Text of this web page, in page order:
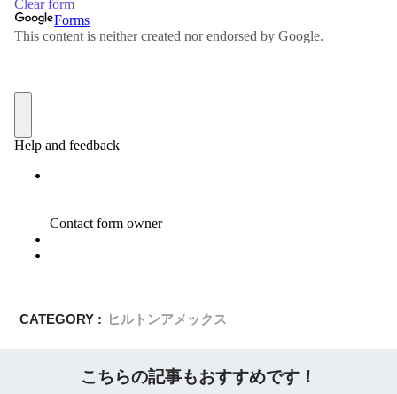
CATEGORY : ヒルトンアメックス
こちらの記事もおすすめです！